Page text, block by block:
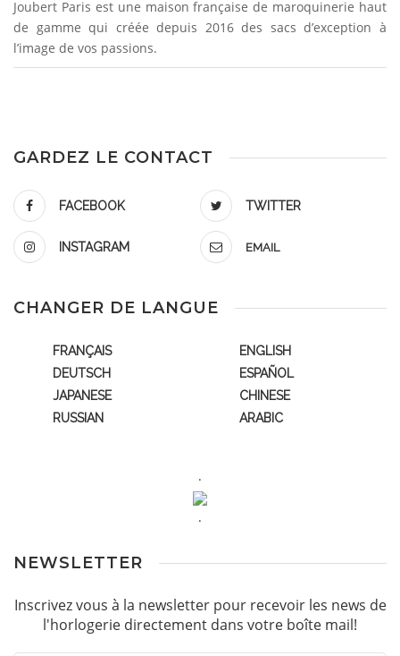
Joubert Paris est une maison française de maroquinerie haut
de gamme qui créée depuis 2016 des sacs d’exception à
l’image de vos passions.
GARDEZ LE CONTACT
FACEBOOK TWITTER
INSTAGRAM EMAIL
CHANGER DE LANGUE
FRANÇAIS
ENGLISH
DEUTSCH
ESPAÑOL
JAPANESE
CHINESE
RUSSIAN
ARABIC
.
.
NEWSLETTER
Inscrivez vous à la newsletter pour recevoir les news de
l'horlogerie directement dans votre boîte mail!